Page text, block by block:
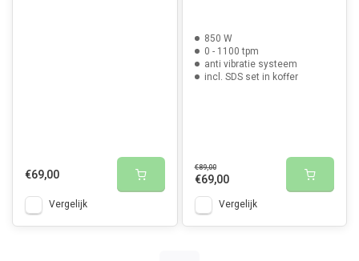
€69,00
Vergelijk
850 W
0 - 1100 tpm
anti vibratie systeem
incl. SDS set in koffer
€89,00
€69,00
Vergelijk